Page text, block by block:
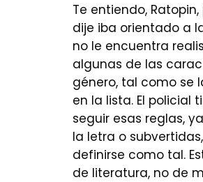
Te entiendo,
dije iba orientado a
no le encuentra
algunas de las
género, tal como se
en la lista. El policial
seguir esas reglas,
la letra o
definirse como tal.
de literatura, no de